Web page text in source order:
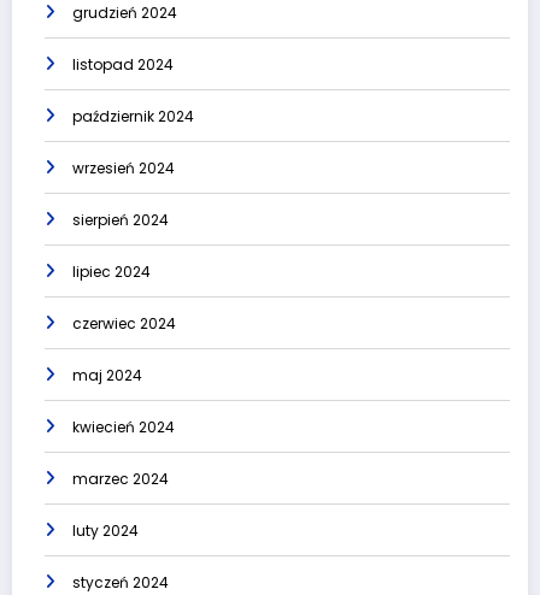
grudzień 2024
listopad 2024
październik 2024
wrzesień 2024
sierpień 2024
lipiec 2024
czerwiec 2024
maj 2024
kwiecień 2024
marzec 2024
luty 2024
styczeń 2024